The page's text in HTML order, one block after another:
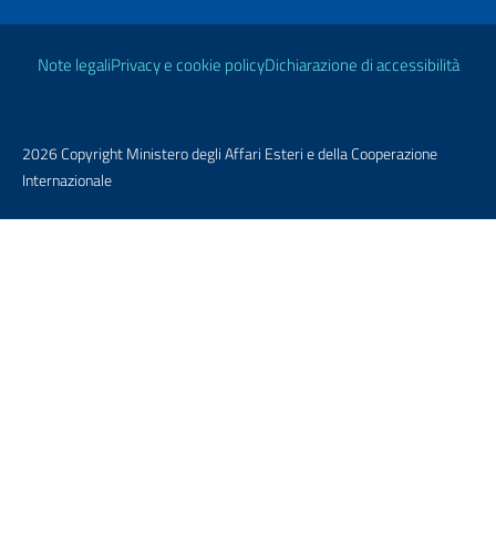
Link Utili
Note legaliPrivacy e cookie policyDichiarazione di accessibilità
2026 Copyright Ministero degli Affari Esteri e della Cooperazione
Internazionale